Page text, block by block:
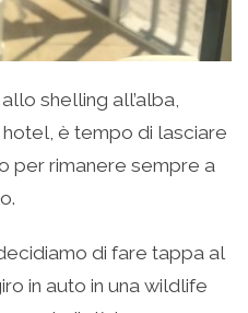
shelling all’alba,
è tempo di lasciare
per rimanere sempre a
di fare tappa al
in auto in una wildlife